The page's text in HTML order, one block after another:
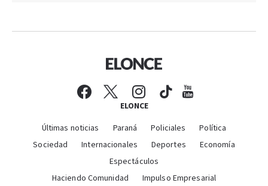
ELONCE
Últimas noticias Paraná Policiales
Política
Sociedad
Internacionales Deportes
Economía
Espectáculos
Haciendo Comunidad
Impulso Empresarial